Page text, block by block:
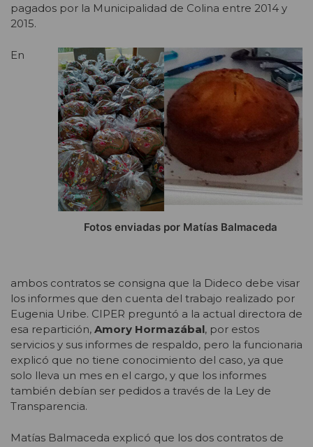
pagados por la Municipalidad de Colina entre 2014 y
2015.
Fotos enviadas por Matías Balmaceda
En
ambos contratos se consigna que la Dideco debe visar
los informes que den cuenta del trabajo realizado por
Eugenia Uribe. CIPER preguntó a la actual directora de
esa repartición, Amory Hormazábal, por estos
servicios y sus informes de respaldo, pero la funcionaria
explicó que no tiene conocimiento del caso, ya que
solo lleva un mes en el cargo, y que los informes
también debían ser pedidos a través de la Ley de
Transparencia.
Matías Balmaceda explicó que los dos contratos de